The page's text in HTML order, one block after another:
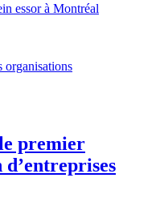
essor à Montréal
organisations
premier